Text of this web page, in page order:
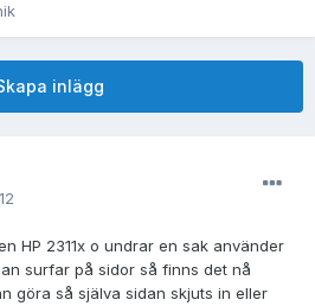
inlägg
HP 2311x o undrar en sak använder
surfar på sidor så finns det nå
göra så själva sidan skjuts in eller